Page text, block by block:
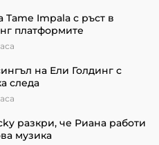
Tame Impala с ръст в
платформите
на Ели Голдинг с
следа
разкри, че Риана работи
музика